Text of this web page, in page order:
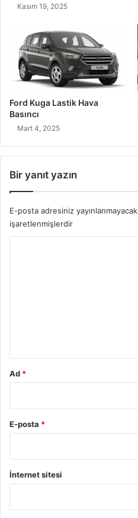
Kasım 19, 2025
Ford Kuga Lastik Hava
Basıncı
Mart 4, 2025
Bir yanıt yazın
E-posta adresiniz
işaretlenmişlerdir
Ad *
E-posta *
İnternet sitesi